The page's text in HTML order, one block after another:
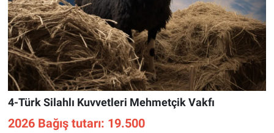
4-Türk Silahlı Kuvvetleri Mehmetçik Vakfı
2026 Bağış tutarı: 19.500